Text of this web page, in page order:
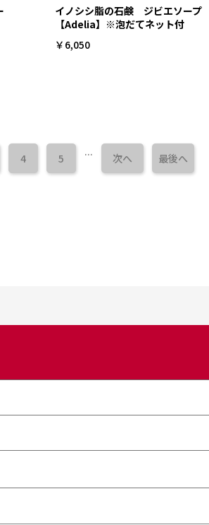
イノシシ脂の石鹸 ジビエソープ
【Adelia】※泡だてネット付
￥6,050
4 5 ... 次へ 最後へ